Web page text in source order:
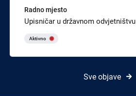
Sve objave
Radno mjesto
Upisničar u državnom odvjetništvu
Aktivno